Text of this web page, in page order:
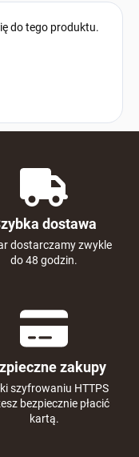
do tego produktu.
dostawa
dostarczamy zwykle
do 48 godzin.
zakupy
szyfrowaniu HTTPS
bezpiecznie płacić
kartą.